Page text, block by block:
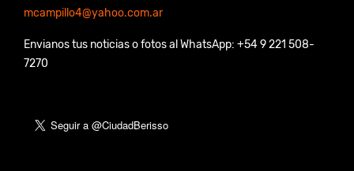
mcampillo4@yahoo.com.ar
Envianos tus noticias o fotos al WhatsApp: +54 9 221 508-
7270